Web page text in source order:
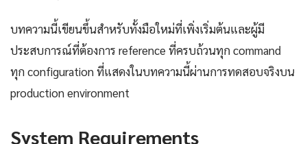
บทความนี้เขียนขึ้นสำหรับทั้งมือใหม่ที่เพิ่งเริ่มต้นและผู้มี
ประสบการณ์ที่ต้องการ reference ที่ครบถ้วนทุก command
ทุก configuration ที่แสดงในบทความนี้ผ่านการทดสอบจริงบน
production environment
System Requirements